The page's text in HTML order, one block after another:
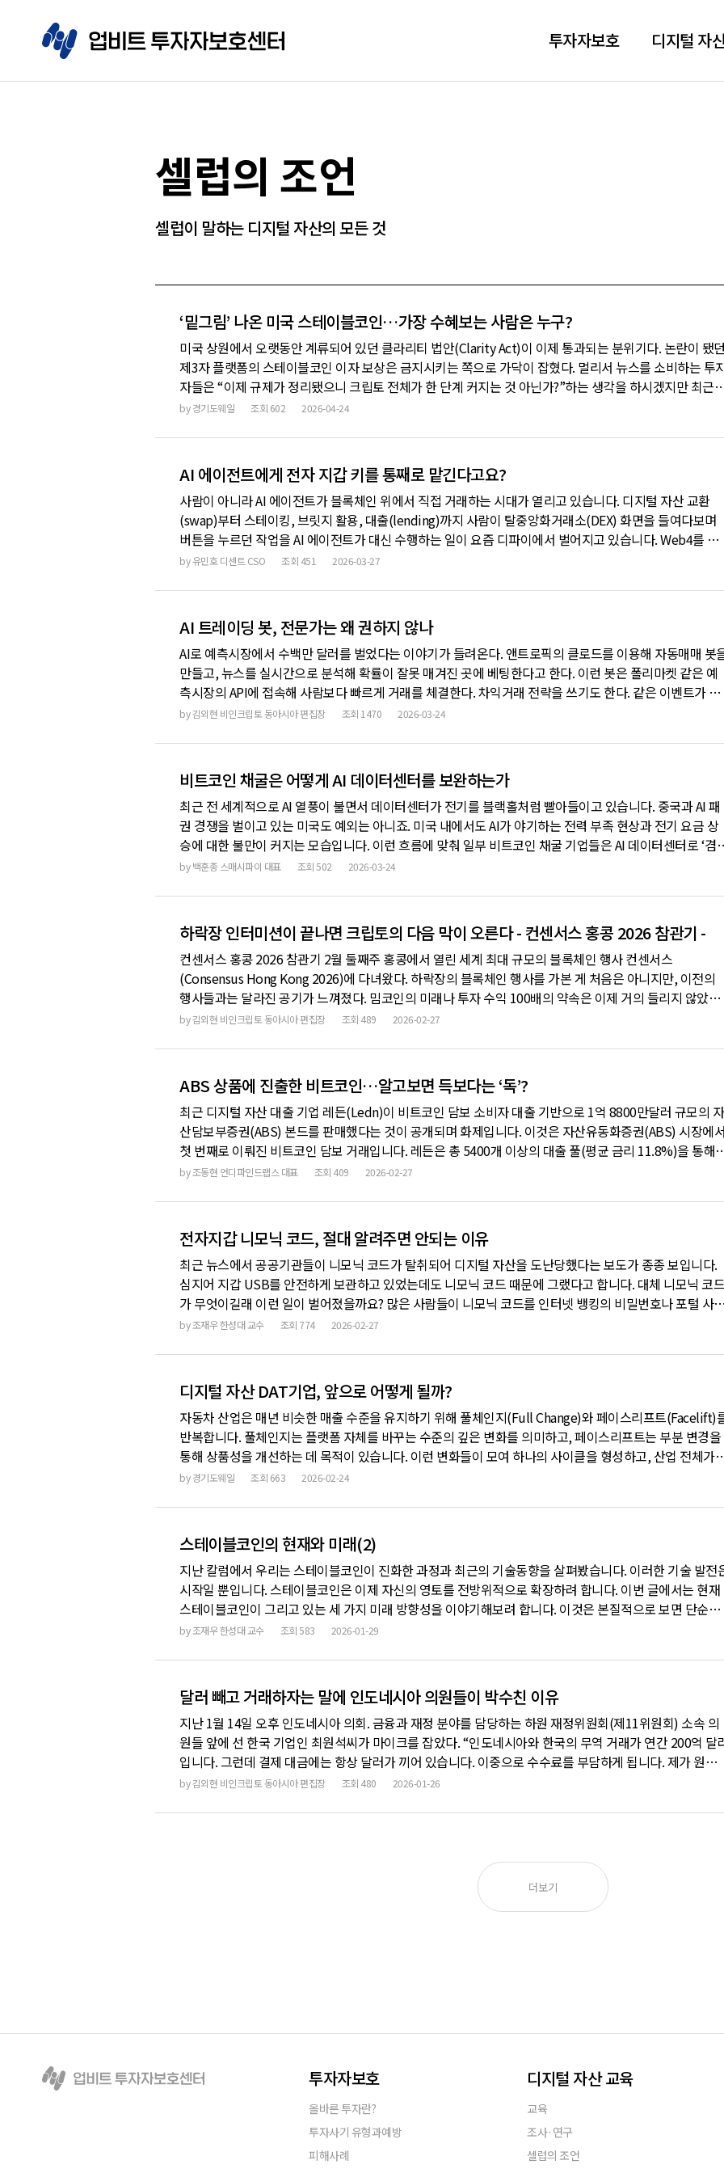
투자자보호 디지털 자
셀럽의 조언
셀럽이 말하는 디지털 자산의 모든 것
‘밑그림’ 나온 미국 스테이블코인…가장 수혜보는 사람은 누구?
미국 상원에서 오랫동안 계류되어 있던 클라리티 법안(Clarity Act)이 이제 통과되는 분위기다. 논란이 됐
제3자 플랫폼의 스테이블코인 이자 보상은 금지시키는 쪽으로 가닥이 잡혔다. 멀리서 뉴스를 소비하는 투
자들은 “이제 규제가 정리됐으니 크립토 전체가 한 단계 커지는 것 아닌가?”하는 생각을 하시겠지만 최근
국의 스테이블코인 규제 방향을 보면, 현실은 조금 다르다. 이번 제도화는 크립토 전체를 한꺼번에 띄워주
커스터디
by경기도웨일 조회 602 2026-04-24
AI 에이전트에게 전자 지갑 키를 통째로 맡긴다고요?
사람이 아니라 AI 에이전트가 블록체인 위에서 직접 거래하는 시대가 열리고 있습니다. 디지털 자산 교환
(swap)부터 스테이킹, 브릿지 활용, 대출(lending)까지 사람이 탈중앙화거래소(DEX) 화면을 들여다보며
버튼을 누르던 작업을 AI 에이전트가 대신 수행하는 일이 요즘 디파이에서 벌어지고 있습니다. Web4를 표
방하는 콘웨이(Conway)의 오토메이션(Automaton) 같은 프로젝트는 에이전트가 스스로 지갑을 만들고
by유민호 디센트 CSO 조회 451 2026-03-27
AI 트레이딩 봇, 전문가는 왜 권하지 않나
AI로 예측시장에서 수백만 달러를 벌었다는 이야기가 들려온다. 앤트로픽의 클로드를 이용해 자동매매 봇
만들고, 뉴스를 실시간으로 분석해 확률이 잘못 매겨진 곳에 베팅한다고 한다. 이런 봇은 폴리마켓 같은 예
측시장의 API에 접속해 사람보다 빠르게 거래를 체결한다. 차익거래 전략을 쓰기도 한다. 같은 이벤트가 플
랫폼마다 다른 확률로 거래되면, 싼 쪽에서 사고 비싼 쪽에서 팔아 스프레드를 챙긴다. 튜토리얼 영상이 쏟
다. AI를
by김외현 비인크립토 동아시아 편집장 조회 1470 2026-03-24
비트코인 채굴은 어떻게 AI 데이터센터를 보완하는가
최근 전 세계적으로 AI 열풍이 불면서 데이터센터가 전기를 블랙홀처럼 빨아들이고 있습니다. 중국과 AI 패
권 경쟁을 벌이고 있는 미국도 예외는 아니죠. 미국 내에서도 AI가 야기하는 전력 부족 현상과 전기 요금 상
승에 대한 불만이 커지는 모습입니다. 이런 흐름에 맞춰 일부 비트코인 채굴 기업들은 AI 데이터센터로 ‘겸
업’을 선언하고 있습니다. 최근 몇 달 동안 비트코인 가격이 하락하면서 AI 데이터센터가 더 많은 이익을 창
가 많
by백훈종 스매시파이 대표 조회 502 2026-03-24
하락장 인터미션이 끝나면 크립토의 다음 막이 오른다 - 컨센서스 홍콩 2026 참관기 -
컨센서스 홍콩 2026 참관기 2월 둘째주 홍콩에서 열린 세계 최대 규모의 블록체인 행사 컨센서스
(Consensus Hong Kong 2026)에 다녀왔다. 하락장의 블록체인 행사를 가본 게 처음은 아니지만, 이전의
행사들과는 달라진 공기가 느껴졌다. 밈코인의 미래나 투자 수익 100배의 약속은 이제 거의 들리지 않았다.
대신 무대에서 눈에 띈 건 블랙록 임원, 홍콩 정부 담당장관, 싱가포르 거래소 전략가 등이었다. 본 행사와
by김외현 비인크립토 동아시아 편집장 조회 489 2026-02-27
ABS 상품에 진출한 비트코인…알고보면 득보다는 ‘독’?
최근 디지털 자산 대출 기업 레든(Ledn)이 비트코인 담보 소비자 대출 기반으로 1억 8800만달러 규모의 자
산담보부증권(ABS) 본드를 판매했다는 것이 공개되며 화제입니다. 이것은 자산유동화증권(ABS) 시장에
첫 번째로 이뤄진 비트코인 담보 거래입니다. 레든은 총 5400개 이상의 대출 풀(평균 금리 11.8%)을 통해
맡겨진 비트코인 4078개를 담보로 사용했습니다. 금리는 안전한 미국 국채 담보 익일물 조달금리(SOFR)
by조동현 언디파인드랩스 대표 조회 409 2026-02-27
전자지갑 니모닉 코드, 절대 알려주면 안되는 이유
최근 뉴스에서 공공기관들이 니모닉 코드가 탈취되어 디지털 자산을 도난당했다는 보도가 종종 보입니다.
심지어 지갑 USB를 안전하게 보관하고 있었는데도 니모닉 코드 때문에 그랬다고 합니다. 대체 니모닉 코드
가 무엇이길래 이런 일이 벌어졌을까요? 많은 사람들이 니모닉 코드를 인터넷 뱅킹의 비밀번호나 포털 사
트의 로그인 정보 정도로 이해하고 있습니다. 그러나 디지털 자산의 니모닉 코드는 우리가 일상에서 사용하
털 자산은 어디에 있을까요?
by조재우 한성대 교수 조회 774 2026-02-27
디지털 자산 DAT기업, 앞으로 어떻게 될까?
자동차 산업은 매년 비슷한 매출 수준을 유지하기 위해 풀체인지(Full Change)와 페이스리프트(Facelift)
반복합니다. 풀체인지는 플랫폼 자체를 바꾸는 수준의 깊은 변화를 의미하고, 페이스리프트는 부분 변경을
통해 상품성을 개선하는 데 목적이 있습니다. 이런 변화들이 모여 하나의 사이클을 형성하고, 산업 전체가
다음 페이지로 넘어가곤 합니다. 지난해 시장에서 디지털 자산 투자자들을 웃고 울렸던 DAT(Digital Asset
by경기도웨일 조회 663 2026-02-24
스테이블코인의 현재와 미래(2)
지난 칼럼에서 우리는 스테이블코인이 진화한 과정과 최근의 기술동향을 살펴봤습니다. 이러한 기술 발전
시작일 뿐입니다. 스테이블코인은 이제 자신의 영토를 전방위적으로 확장하려 합니다. 이번 글에서는 현재
스테이블코인이 그리고 있는 세 가지 미래 방향성을 이야기해보려 합니다. 이것은 본질적으로 보면 단순히
디지털 자산을 더 많은 사람들이 사용하게 되는 문제가 아니라, 실물 경제와 디지털 세상을 하나로 묶어내
하여 제작되었습니다
by조재우 한성대 교수 조회 583 2026-01-29
달러 빼고 거래하자는 말에 인도네시아 의원들이 박수친 이유
지난 1월 14일 오후 인도네시아 의회. 금융과 재정 분야를 담당하는 하원 재정위원회(제11위원회) 소속 의
원들 앞에 선 한국 기업인 최원석씨가 마이크를 잡았다. “인도네시아와 한국의 무역 거래가 연간 200억 달
입니다. 그런데 결제 대금에는 항상 달러가 끼어 있습니다. 이중으로 수수료를 부담하게 됩니다. 제가 원하
것은 달러 없이 루피아 스테이블코인, 원화 스테이블코인으로 직접 거래하는 겁니다.” 회의실에 있던 의원
그들은
by김외현 비인크립토 동아시아 편집장 조회 480 2026-01-26
더보기
투자자보호
올바른 투자란?
투자사기 유형과예방
피해사례
디지털 자산 교육
교육
조사·연구
셀럽의 조언